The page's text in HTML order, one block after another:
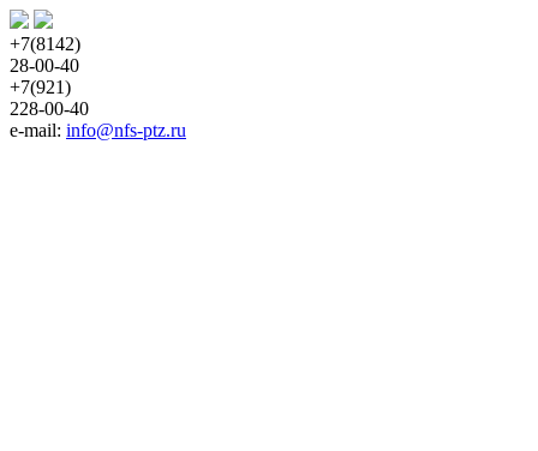
+7(8142)
28-00-40
+7(921)
228-00-40
e-mail: info@nfs-ptz.ru